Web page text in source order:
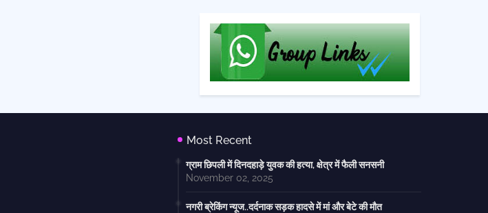
Most Recent
ग्राम छिपली में दिनदहाड़े युवक की हत्या, क्षेत्र में फैली सनसनी
November 02, 2025
नगरी ब्रेकिंग न्यूज..दर्दनाक सड़क हादसे में मां और बेटे की मौत